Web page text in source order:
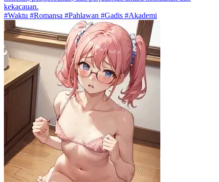
kekacauan.
#Waktu #Romansa #Pahlawan #Gadis #Akademi